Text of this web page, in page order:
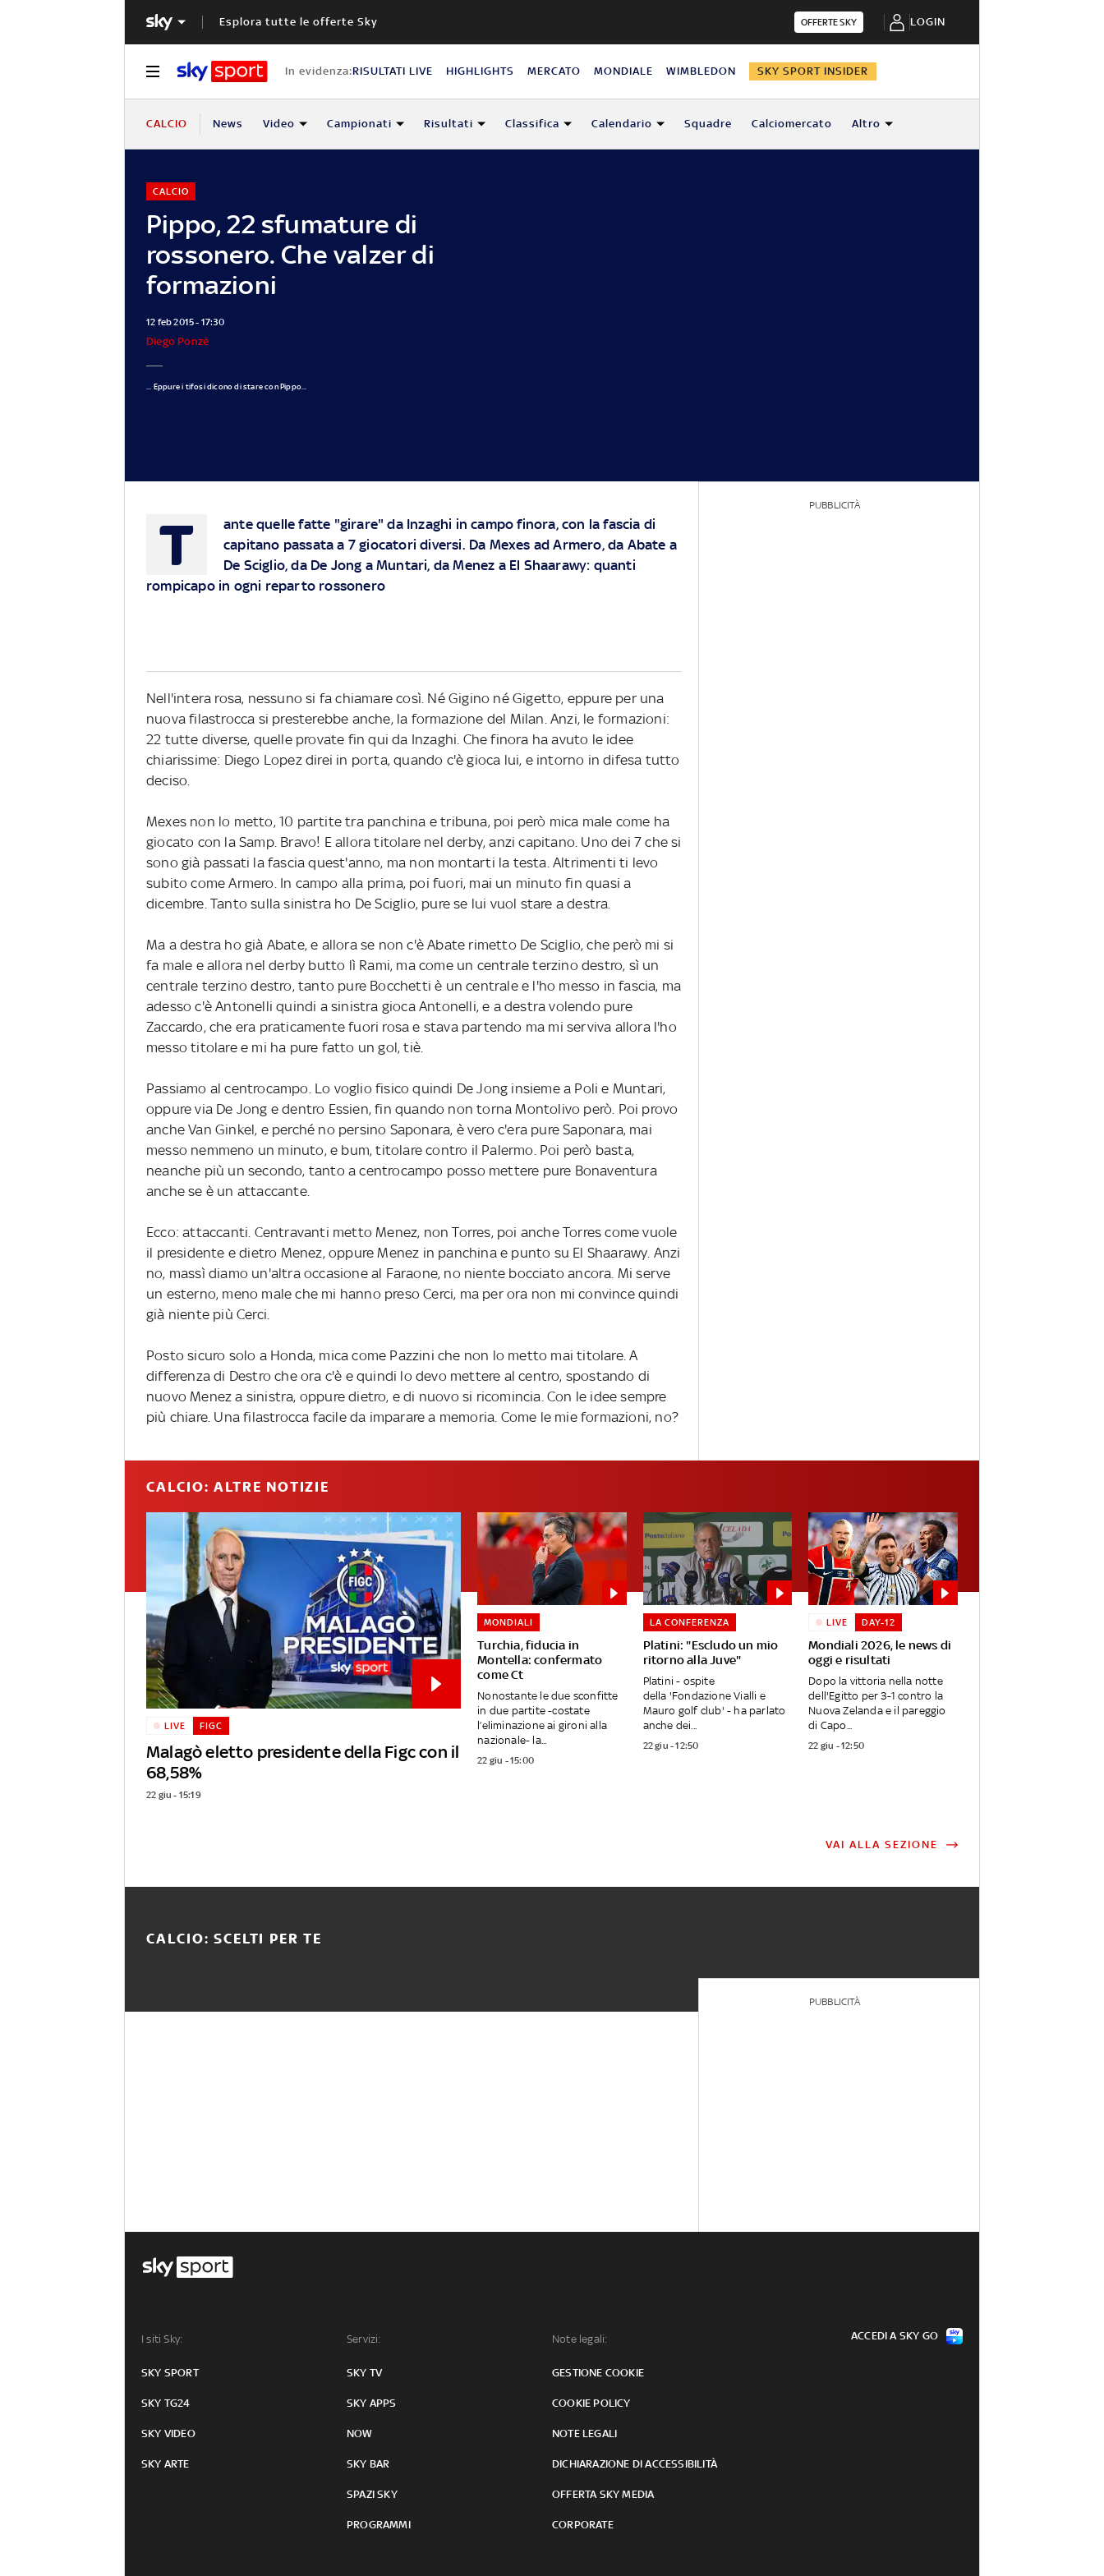
Esplora tutte le offerte Sky OFFERTE SKY LOGIN
In evidenza:RISULTATI LIVE HIGHLIGHTS MERCATO MONDIALE WIMBLEDON SKY SPORT INSIDER
CALCIO News Video Campionati Risultati Classifica Calendario Squadre Calciomercato Altro
Pippo, 22 sfumature di
rossonero. Che valzer di
formazioni
CALCIO
12 feb 2015 - 17:30
Diego Ponzé
... Eppure i tifosi dicono di stare con Pippo...
T
ante quelle fatte "girare" da Inzaghi in campo finora, con la fascia di
capitano passata a 7 giocatori diversi. Da Mexes ad Armero, da Abate a
De Sciglio, da De Jong a Muntari, da Menez a El Shaarawy: quanti
rompicapo in ogni reparto rossonero
Nell'intera rosa, nessuno si fa chiamare così. Né Gigino né Gigetto, eppure per una
nuova filastrocca si presterebbe anche, la formazione del Milan. Anzi, le formazioni:
22 tutte diverse, quelle provate fin qui da Inzaghi. Che finora ha avuto le idee
chiarissime: Diego Lopez direi in porta, quando c'è gioca lui, e intorno in difesa tutto
deciso.
Mexes non lo metto, 10 partite tra panchina e tribuna, poi però mica male come ha
giocato con la Samp. Bravo! E allora titolare nel derby, anzi capitano. Uno dei 7 che si
sono già passati la fascia quest'anno, ma non montarti la testa. Altrimenti ti levo
subito come Armero. In campo alla prima, poi fuori, mai un minuto fin quasi a
dicembre. Tanto sulla sinistra ho De Sciglio, pure se lui vuol stare a destra.
Ma a destra ho già Abate, e allora se non c'è Abate rimetto De Sciglio, che però mi si
fa male e allora nel derby butto lì Rami, ma come un centrale terzino destro, sì un
centrale terzino destro, tanto pure Bocchetti è un centrale e l'ho messo in fascia, ma
adesso c'è Antonelli quindi a sinistra gioca Antonelli, e a destra volendo pure
Zaccardo, che era praticamente fuori rosa e stava partendo ma mi serviva allora l'ho
messo titolare e mi ha pure fatto un gol, tiè.
Passiamo al centrocampo. Lo voglio fisico quindi De Jong insieme a Poli e Muntari,
oppure via De Jong e dentro Essien, fin quando non torna Montolivo però. Poi provo
anche Van Ginkel, e perché no persino Saponara, è vero c'era pure Saponara, mai
messo nemmeno un minuto, e bum, titolare contro il Palermo. Poi però basta,
neanche più un secondo, tanto a centrocampo posso mettere pure Bonaventura
anche se è un attaccante.
Ecco: attaccanti. Centravanti metto Menez, non Torres, poi anche Torres come vuole
il presidente e dietro Menez, oppure Menez in panchina e punto su El Shaarawy. Anzi
no, massì diamo un'altra occasione al Faraone, no niente bocciato ancora. Mi serve
un esterno, meno male che mi hanno preso Cerci, ma per ora non mi convince quindi
già niente più Cerci.
Posto sicuro solo a Honda, mica come Pazzini che non lo metto mai titolare. A
differenza di Destro che ora c'è e quindi lo devo mettere al centro, spostando di
nuovo Menez a sinistra, oppure dietro, e di nuovo si ricomincia. Con le idee sempre
più chiare. Una filastrocca facile da imparare a memoria. Come le mie formazioni, no?
PUBBLICITÀ
CALCIO: ALTRE NOTIZIE
Malagò eletto presidente della Figc con il
68,58%
LIVE FIGC
22 giu - 15:19
Turchia, fiducia in
Montella: confermato
come Ct
MONDIALI
Nonostante le due sconfitte
in due partite -costate
l’eliminazione ai gironi alla
nazionale- la...
22 giu - 15:00
Platini: "Escludo un mio
ritorno alla Juve"
LA CONFERENZA
Platini - ospite
della 'Fondazione Vialli e
Mauro golf club' - ha parlato
anche dei...
22 giu - 12:50
Mondiali 2026, le news di
oggi e risultati
LIVE DAY-12
Dopo la vittoria nella notte
dell'Egitto per 3-1 contro la
Nuova Zelanda e il pareggio
di Capo...
22 giu - 12:50
VAI ALLA SEZIONE
CALCIO: SCELTI PER TE
PUBBLICITÀ
I siti Sky:
SKY SPORT
SKY TG24
SKY VIDEO
SKY ARTE
Servizi:
SKY TV
SKY APPS
NOW
SKY BAR
SPAZI SKY
PROGRAMMI
Note legali:
GESTIONE COOKIE
COOKIE POLICY
NOTE LEGALI
DICHIARAZIONE DI ACCESSIBILITÀ
OFFERTA SKY MEDIA
CORPORATE
ACCEDI A SKY GO